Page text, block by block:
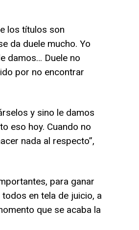
los títulos son
da duele mucho. Yo
damos… Duele no
por no encontrar
y sino le damos
eso hoy. Cuando no
nada al respecto”,
para ganar
en tela de juicio, a
que se acaba la